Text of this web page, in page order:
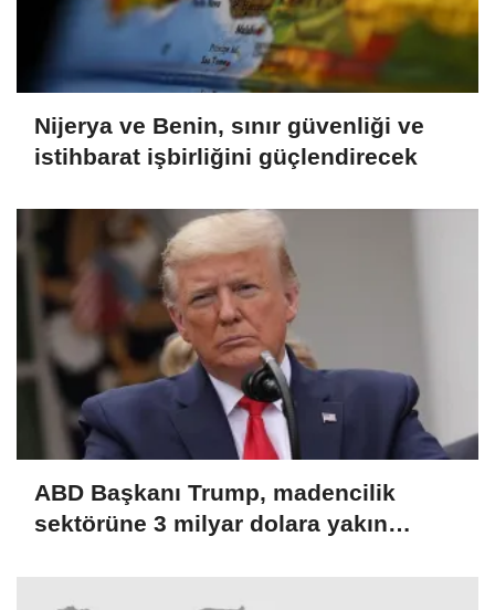
Nijerya ve Benin, sınır güvenliği ve
istihbarat işbirliğini güçlendirecek
ABD Başkanı Trump, madencilik
sektörüne 3 milyar dolara yakın